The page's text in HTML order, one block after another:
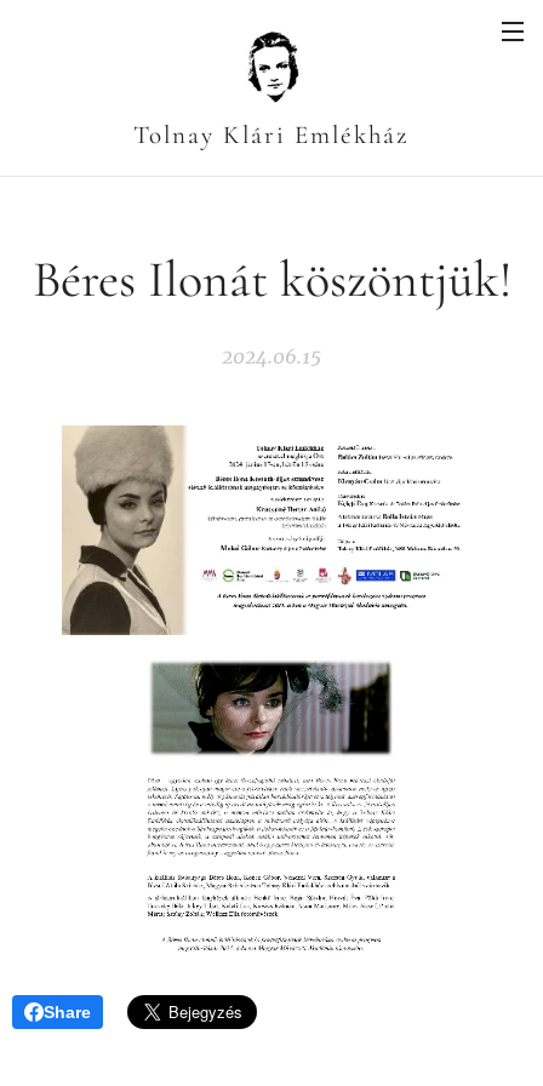
Tolnay Klári Emlékház
Béres Ilonát köszöntjük!
2024.06.15
Share